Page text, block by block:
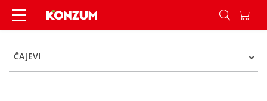
Dammann Freres The Noir Breakfast Crni čaj
ČAJEVI